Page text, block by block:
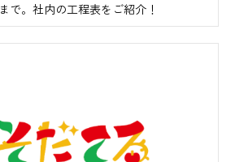
で。社内の工程表をご紹介！